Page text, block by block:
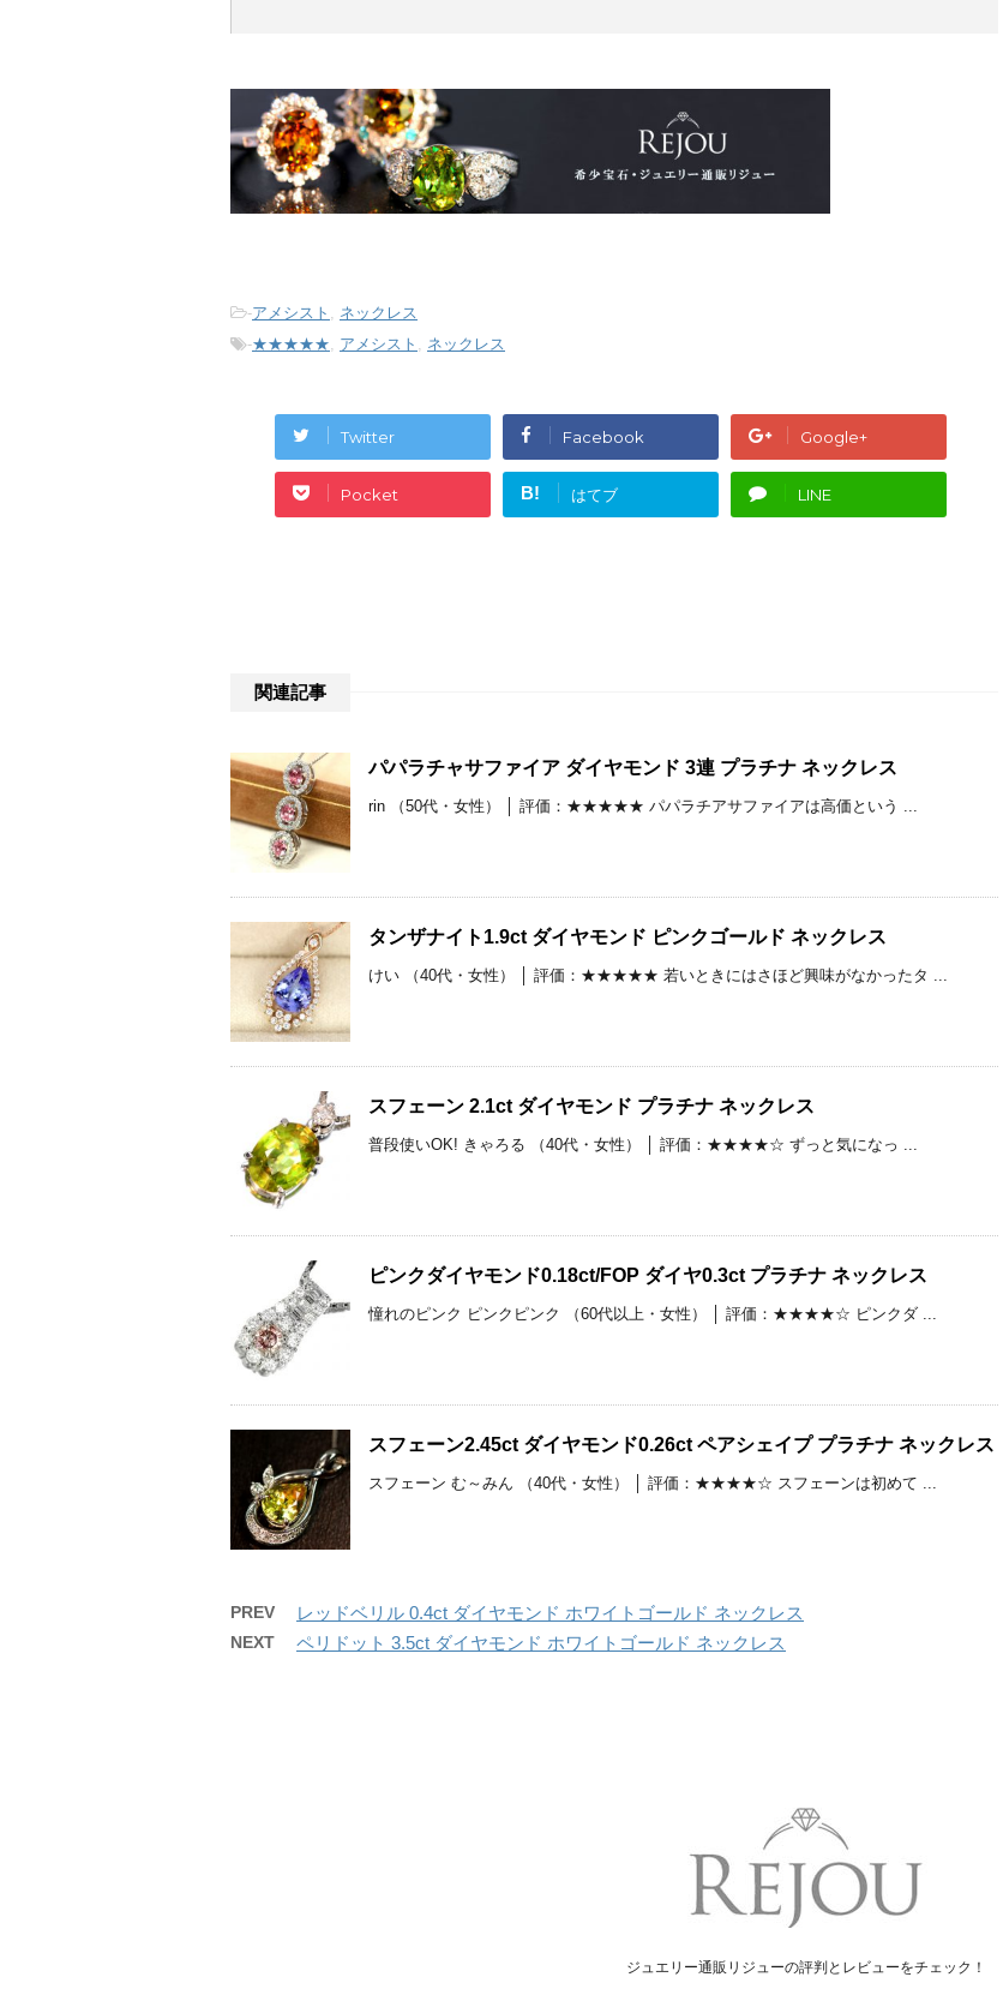
-アメシスト , ネックレス
-★★★★★, アメシスト , ネックレス
Twitter Facebook Google+
Pocket B! はてブ LINE
関連記事
パパラチャサファイア ダイヤモンド 3連 プラチナ ネックレス
rin （50代・女性） │ 評価：★★★★★ パパラチアサファイアは高価という ...
タンザナイト1.9ct ダイヤモンド ピンクゴールド ネックレス
けい （40代・女性） │ 評価：★★★★★ 若いときにはさほど興味がなかったタ ...
スフェーン 2.1ct ダイヤモンド プラチナ ネックレス
普段使いOK! きゃろる （40代・女性） │ 評価：★★★★☆ ずっと気になっ ...
ピンクダイヤモンド0.18ct/FOP ダイヤ0.3ct プラチナ ネックレス
憧れのピンク ピンクピンク （60代以上・女性） │ 評価：★★★★☆ ピンクダ ...
スフェーン2.45ct ダイヤモンド0.26ct ペアシェイプ プラチナ ネックレス
スフェーン む～みん （40代・女性） │ 評価：★★★★☆ スフェーンは初めて ...
PREV レッドベリル 0.4ct ダイヤモンド ホワイトゴールド ネックレス
NEXT ペリドット 3.5ct ダイヤモンド ホワイトゴールド ネックレス
ジュエリー通販リジューの評判とレビューをチェック！